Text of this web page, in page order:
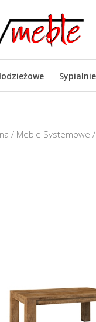
/ Meble Systemowe /